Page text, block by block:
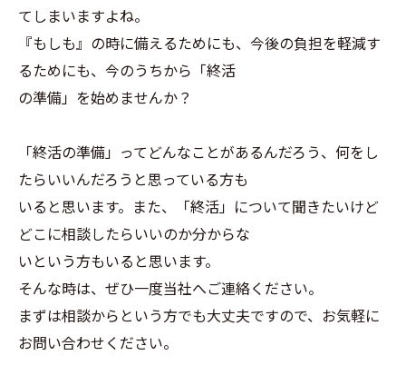
てしまいますよね。
『もしも』の時に備えるためにも、今後の負担を軽減す
るためにも、今のうちから「終活
の準備」を始めませんか？
「終活の準備」ってどんなことがあるんだろう、何をし
たらいいんだろうと思っている方も
いると思います。また、「終活」について聞きたいけど
どこに相談したらいいのか分からな
いという方もいると思います。
そんな時は、ぜひ一度当社へご連絡ください。
まずは相談からという方でも大丈夫ですので、お気軽に
お問い合わせください。